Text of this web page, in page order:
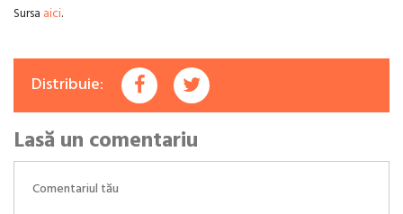
Sursa aici.
Distribuie:
Lasă un comentariu